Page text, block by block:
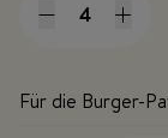
Für die Burger-